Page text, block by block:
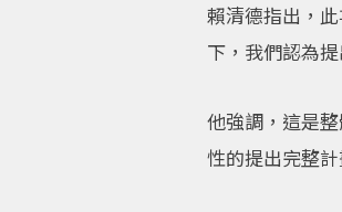
賴清德指出，
下，我們認為
他強調，這是
性的提出完整